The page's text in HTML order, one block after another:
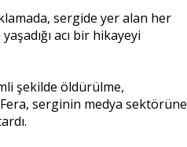
sergide yer alan her
acı bir hikayeyi
şekilde öldürülme,
serginin medya sektörüne